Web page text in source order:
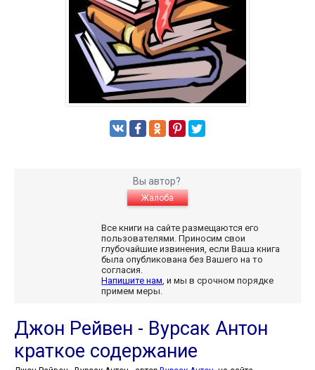
Вы автор?
Жалоба
Все книги на сайте размещаются его
пользователями. Приносим свои
глубочайшие извинения, если Ваша книга
была опубликована без Вашего на то
согласия.
Напишите нам , и мы в срочном порядке
примем меры.
Джон Рейвен - Вурсак Антон
краткое содержание